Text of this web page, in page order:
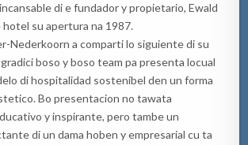
di e fundador y propietario, Ewald
hotel su apertura na 1987.
Nederkoorn a comparti lo siguiente di su
boso y boso team pa presenta locual
di hospitalidad sostenibel den un forma
Bo presentacion no tawata
y inspirante, pero tambe un
di un dama hoben y empresarial cu ta